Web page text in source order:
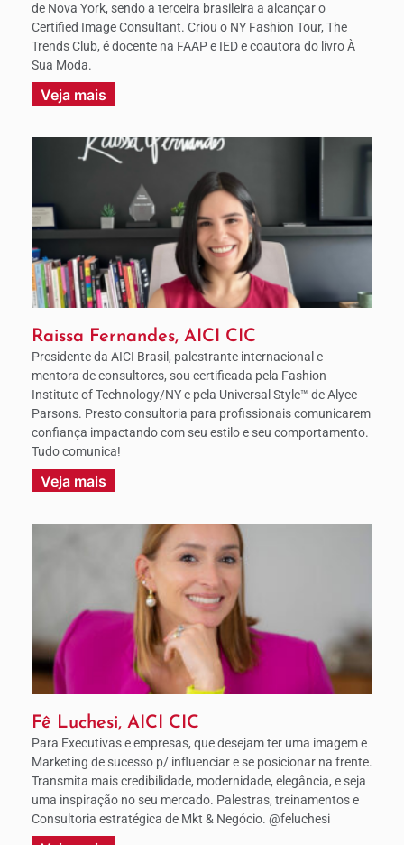
de Nova York, sendo a terceira brasileira a alcançar o
Certified Image Consultant. Criou o NY Fashion Tour, The
Trends Club, é docente na FAAP e IED e coautora do livro À
Sua Moda.
Veja mais
Raissa Fernandes, AICI CIC
Presidente da AICI Brasil, palestrante internacional e
mentora de consultores, sou certificada pela Fashion
Institute of Technology/NY e pela Universal Style™ de Alyce
Parsons. Presto consultoria para profissionais comunicarem
confiança impactando com seu estilo e seu comportamento.
Tudo comunica!
Veja mais
Fê Luchesi, AICI CIC
Para Executivas e empresas, que desejam ter uma imagem e
Marketing de sucesso p/ influenciar e se posicionar na frente.
Transmita mais credibilidade, modernidade, elegância, e seja
uma inspiração no seu mercado. Palestras, treinamentos e
Consultoria estratégica de Mkt & Negócio. @feluchesi